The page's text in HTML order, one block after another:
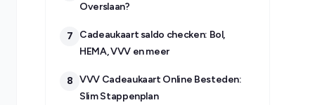
Overslaan?
7
Cadeaukaart saldo checken: Bol,
HEMA, VVV en meer
8 VVV Cadeaukaart Online Besteden:
Slim Stappenplan